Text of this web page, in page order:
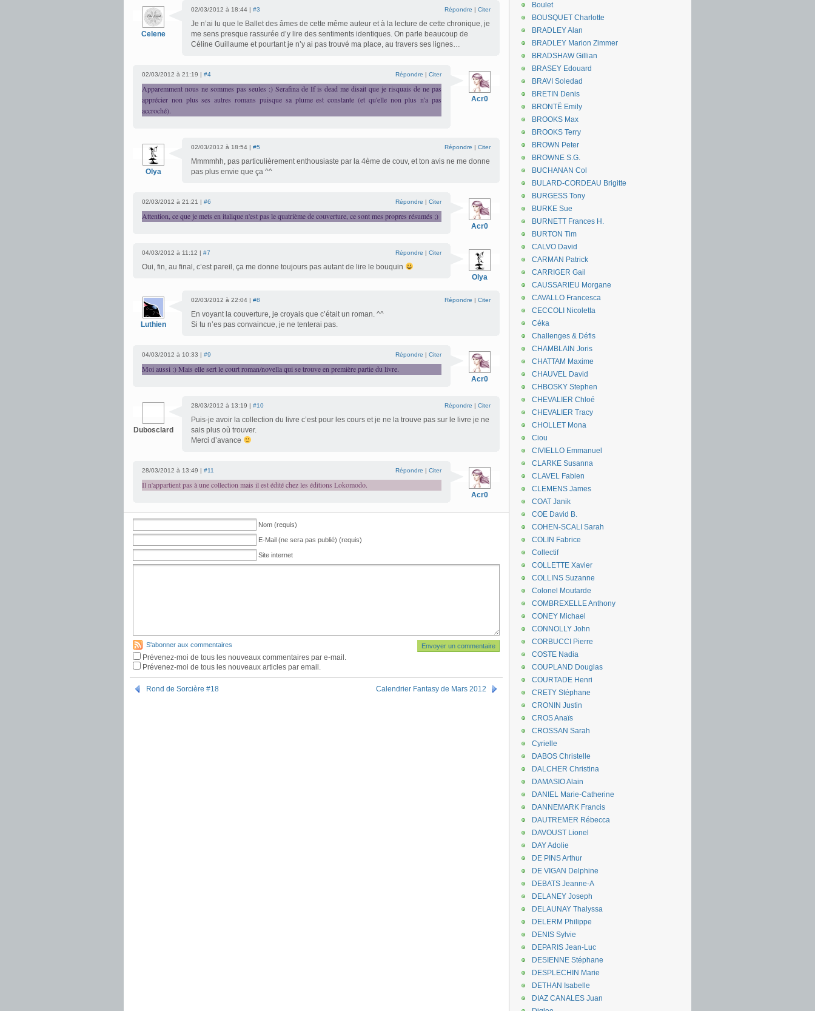
Celene
02/03/2012 à 18:44 | #3 Répondre | Citer
Je n’ai lu que le Ballet des âmes de cette même auteur et à la lecture de cette chronique, je
me sens presque rassurée d’y lire des sentiments identiques. On parle beaucoup de
Céline Guillaume et pourtant je n’y ai pas trouvé ma place, au travers ses lignes…
Acr0
02/03/2012 à 21:19 | #4 Répondre | Citer
Apparemment nous ne sommes pas seules :) Serafina de If is dead me disait que je risquais de ne pas
apprécier non plus ses autres romans puisque sa plume est constante (et qu'elle non plus n'a pas
accroché).
Olya
02/03/2012 à 18:54 | #5 Répondre | Citer
Mmmmhh, pas particulièrement enthousiaste par la 4ème de couv, et ton avis ne me donne
pas plus envie que ça ^^
Acr0
02/03/2012 à 21:21 | #6 Répondre | Citer
Attention, ce que je mets en italique n'est pas le quatrième de couverture, ce sont mes propres résumés ;)
Olya
04/03/2012 à 11:12 | #7 Répondre | Citer
Oui, fin, au final, c’est pareil, ça me donne toujours pas autant de lire le bouquin
Luthien
02/03/2012 à 22:04 | #8 Répondre | Citer
En voyant la couverture, je croyais que c’était un roman. ^^
Si tu n’es pas convaincue, je ne tenterai pas.
Acr0
04/03/2012 à 10:33 | #9 Répondre | Citer
Moi aussi :) Mais elle sert le court roman/novella qui se trouve en première partie du livre.
Dubosclard
28/03/2012 à 13:19 | #10 Répondre | Citer
Puis-je avoir la collection du livre c’est pour les cours et je ne la trouve pas sur le livre je ne
sais plus où trouver.
Merci d’avance
Acr0
28/03/2012 à 13:49 | #11 Répondre | Citer
Il n'appartient pas à une collection mais il est édité chez les éditions Lokomodo.
Nom (requis)
E-Mail (ne sera pas publié) (requis)
Site internet
S'abonner aux commentaires
Prévenez-moi de tous les nouveaux commentaires par e-mail.
Prévenez-moi de tous les nouveaux articles par email.
Rond de Sorcière #18 Calendrier Fantasy de Mars 2012
Boulet
BOUSQUET Charlotte
BRADLEY Alan
BRADLEY Marion Zimmer
BRADSHAW Gillian
BRASEY Edouard
BRAVI Soledad
BRETIN Denis
BRONTË Emily
BROOKS Max
BROOKS Terry
BROWN Peter
BROWNE S.G.
BUCHANAN Col
BULARD-CORDEAU Brigitte
BURGESS Tony
BURKE Sue
BURNETT Frances H.
BURTON Tim
CALVO David
CARMAN Patrick
CARRIGER Gail
CAUSSARIEU Morgane
CAVALLO Francesca
CECCOLI Nicoletta
Céka
Challenges & Défis
CHAMBLAIN Joris
CHATTAM Maxime
CHAUVEL David
CHBOSKY Stephen
CHEVALIER Chloé
CHEVALIER Tracy
CHOLLET Mona
Ciou
CIVIELLO Emmanuel
CLARKE Susanna
CLAVEL Fabien
CLEMENS James
COAT Janik
COE David B.
COHEN-SCALI Sarah
COLIN Fabrice
Collectif
COLLETTE Xavier
COLLINS Suzanne
Colonel Moutarde
COMBREXELLE Anthony
CONEY Michael
CONNOLLY John
CORBUCCI Pierre
COSTE Nadia
COUPLAND Douglas
COURTADE Henri
CRETY Stéphane
CRONIN Justin
CROS Anaïs
CROSSAN Sarah
Cyrielle
DABOS Christelle
DALCHER Christina
DAMASIO Alain
DANIEL Marie-Catherine
DANNEMARK Francis
DAUTREMER Rébecca
DAVOUST Lionel
DAY Adolie
DE PINS Arthur
DE VIGAN Delphine
DEBATS Jeanne-A
DELANEY Joseph
DELAUNAY Thalyssa
DELERM Philippe
DENIS Sylvie
DEPARIS Jean-Luc
DESIENNE Stéphane
DESPLECHIN Marie
DETHAN Isabelle
DIAZ CANALES Juan